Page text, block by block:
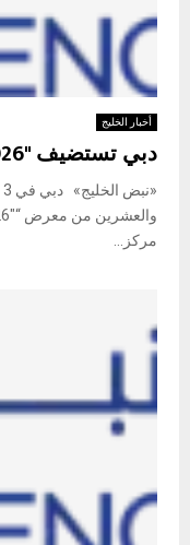
أخبار الخليج
دبي تستضيف "IPS 2026" سبتمبر المقبل
مركز...